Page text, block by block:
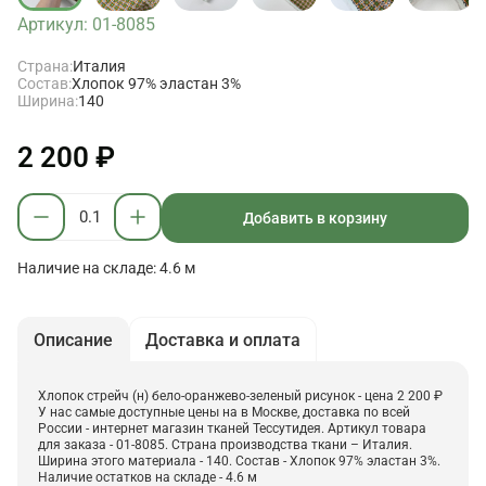
Артикул: 01-8085
Страна:Италия
Состав:Хлопок 97% эластан 3%
Ширина:140
2 200 ₽
Добавить в корзину
Наличие на складе: 4.6 м
Описание Доставка и оплата
Хлопок стрейч (н) бело-оранжево-зеленый рисунок - цена 2 200 ₽
У нас самые доступные цены на в Москве, доставка по всей
России - интернет магазин тканей Тессутидея. Артикул товара
для заказа - 01-8085. Страна производства ткани – Италия.
Ширина этого материала - 140. Состав - Хлопок 97% эластан 3%.
Наличие остатков на складе - 4.6 м